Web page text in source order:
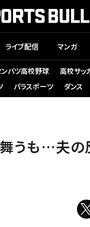
ライブ配信 マンガ
バツ高校野球 高校サッ
パラスポーツ ダンス
うも…夫の